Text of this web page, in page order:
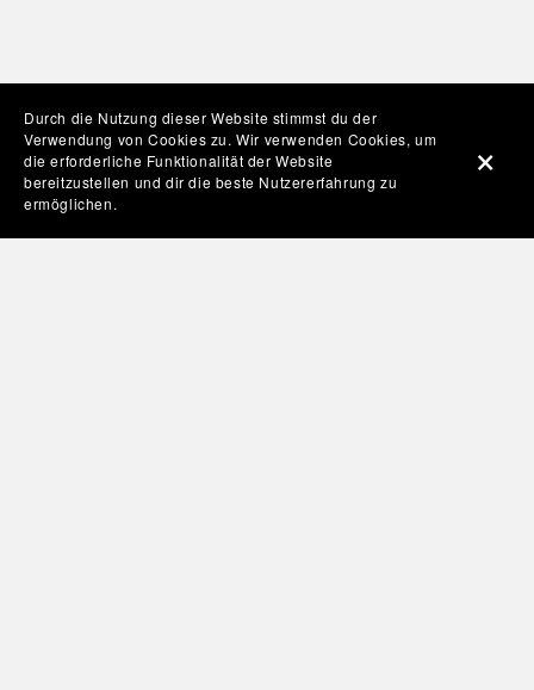
Durch die Nutzung dieser Website stimmst du der
Verwendung von Cookies zu. Wir verwenden Cookies, um
die erforderliche Funktionalität der Website
bereitzustellen und dir die beste Nutzererfahrung zu
ermöglichen.